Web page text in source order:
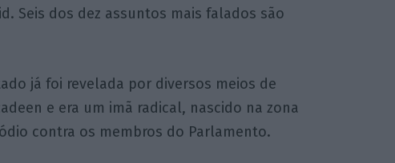
Seis dos dez assuntos mais falados são
já foi revelada por diversos meios de
e era um imã radical, nascido na zona
contra os membros do Parlamento.